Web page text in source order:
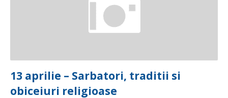
13 aprilie – Sarbatori, traditii si
obiceiuri religioase